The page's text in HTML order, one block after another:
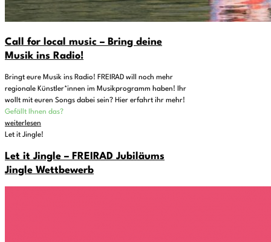
Call for local music – Bring deine
Musik ins Radio!
Bringt eure Musik ins Radio! FREIRAD will noch mehr
regionale Künstler*innen im Musikprogramm haben! Ihr
wollt mit euren Songs dabei sein? Hier erfahrt ihr mehr!
Gefällt Ihnen das?
weiterlesen
Let it Jingle!
Let it Jingle – FREIRAD Jubiläums
Jingle Wettbewerb